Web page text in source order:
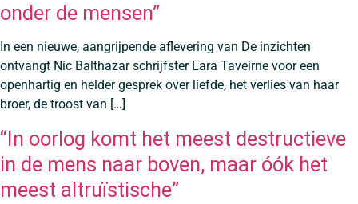
onder de mensen”
In een nieuwe, aangrijpende aflevering van De inzichten
ontvangt Nic Balthazar schrijfster Lara Taveirne voor een
openhartig en helder gesprek over liefde, het verlies van haar
broer, de troost van […]
“In oorlog komt het meest destructieve
in de mens naar boven, maar óók het
meest altruïstische”